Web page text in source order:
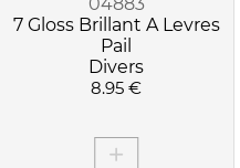
7 Gloss Brillant A Levres
Pail
Divers
8.95 €